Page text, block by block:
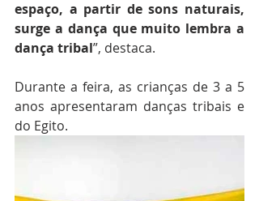
espaço, a partir de sons naturais,
surge a dança que muito lembra a
dança tribal”, destaca.
Durante a feira, as crianças de 3 a 5
anos apresentaram danças tribais e
do Egito.